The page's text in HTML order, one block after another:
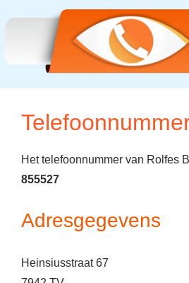
Het telefoonnummer van Rolfes
855527
Adresgegevens
Heinsiusstraat 67